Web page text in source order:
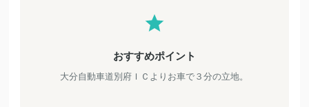
おすすめポイント
大分自動車道別府ＩＣよりお車で３分の立地。